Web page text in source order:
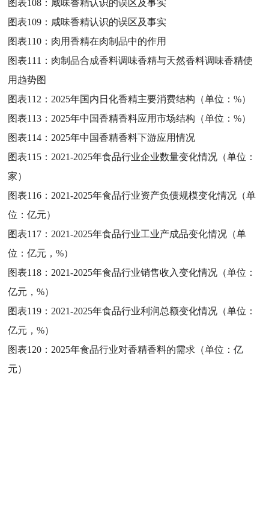
图表108： 咸味香精认识的误区及事实
图表109： 咸味香精认识的误区及事实
图表110： 肉用香精在肉制品中的作用
图表111： 肉制品合成香料调味香精与天然香料调味香精使
用趋势图
图表112： 2025年国内日化香精主要消费结构（单位：%）
图表113： 2025年中国香精香料应用市场结构（单位：%）
图表114： 2025年中国香精香料下游应用情况
图表115： 2021-2025年食品行业企业数量变化情况（单位：
家）
图表116： 2021-2025年食品行业资产负债规模变化情况（单
位：亿元）
图表117： 2021-2025年食品行业工业产成品变化情况（单
位：亿元，%）
图表118： 2021-2025年食品行业销售收入变化情况（单位：
亿元，%）
图表119： 2021-2025年食品行业利润总额变化情况（单位：
亿元，%）
图表120： 2025年食品行业对香精香料的需求（单位：亿
元）